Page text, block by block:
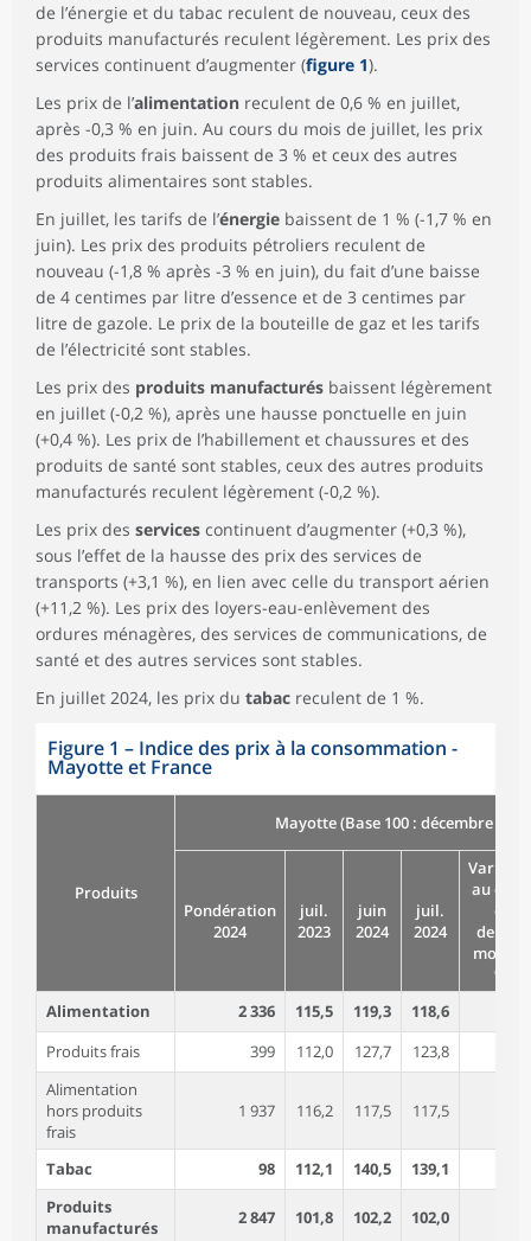
de l’énergie et du tabac reculent de nouveau, ceux des
produits manufacturés reculent légèrement. Les prix des
services continuent d’augmenter (figure 1).
Les prix de l’alimentation reculent de 0,6 % en juillet,
après -0,3 % en juin. Au cours du mois de juillet, les prix
des produits frais baissent de 3 % et ceux des autres
produits alimentaires sont stables.
En juillet, les tarifs de l’énergie baissent de 1 % (-1,7 % en
juin). Les prix des produits pétroliers reculent de
nouveau (-1,8 % après -3 % en juin), du fait d’une baisse
de 4 centimes par litre d’essence et de 3 centimes par
litre de gazole. Le prix de la bouteille de gaz et les tarifs
de l’électricité sont stables.
Les prix des produits manufacturés baissent légèrement
en juillet (-0,2 %), après une hausse ponctuelle en juin
(+0,4 %). Les prix de l’habillement et chaussures et des
produits de santé sont stables, ceux des autres produits
manufacturés reculent légèrement (-0,2 %).
Les prix des services continuent d’augmenter (+0,3 %),
sous l’effet de la hausse des prix des services de
transports (+3,1 %), en lien avec celle du transport aérien
(+11,2 %). Les prix des loyers-eau-enlèvement des
ordures ménagères, des services de communications, de
santé et des autres services sont stables.
En juillet 2024, les prix du tabac reculent de 1 %.
Figure 1 – Indice des prix à la consommation -
Mayotte et France
Produits
Mayotte (Base 100 : décembre
Pondération
2024
juil.
2023
juin
2024
juil.
2024
au
du
dernier
mois
%)
Alimentation
2 336 115,5 119,3 118,6
Produits frais
399 112,0 127,7 123,8
Alimentation
hors produits
frais
1 937 116,2 117,5 117,5
Tabac 98 112,1 140,5 139,1
Produits
manufacturés
2 847 101,8 102,2 102,0